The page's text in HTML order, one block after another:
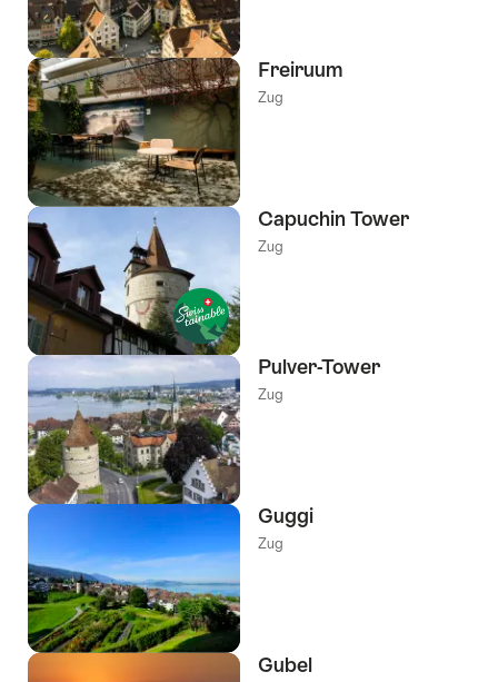
Freiruum
Zug
Capuchin Tower
Zug
Pulver-Tower
Zug
Guggi
Zug
Gubel